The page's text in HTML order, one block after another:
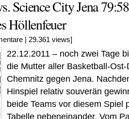
Science City Jena
Höllenfeuer
| 29.361 views]
22.12.2011 – noch zwei Tage
die Mutter aller Basketball-
Chemnitz gegen Jena.
Hinspiel relativ souverän
beide Teams vor diesem Spiel
Tabelle nebeneinander. Vom